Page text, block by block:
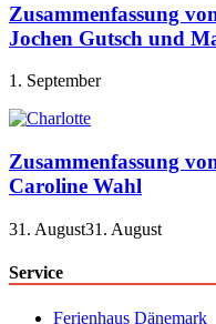
Zusammenfassung
Jochen Gutsch und
1. September
Zusammenfassung
Caroline Wahl
31. August31. August
Service
Ferienhaus Dänemark